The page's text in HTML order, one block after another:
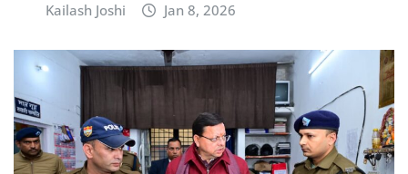
Kailash Joshi Jan 8, 2026